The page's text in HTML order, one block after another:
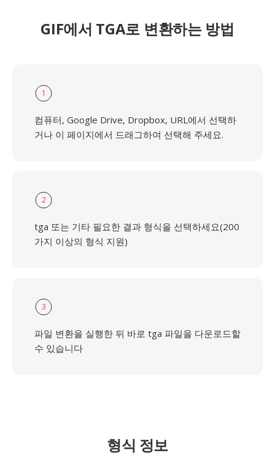
GIF에서 TGA로 변환하는 방법
1
컴퓨터, Google Drive, Dropbox, URL에서 선택하
거나 이 페이지에서 드래그하여 선택해 주세요.
2
tga 또는 기타 필요한 결과 형식을 선택하세요(200
가지 이상의 형식 지원)
3
파일 변환을 실행한 뒤 바로 tga 파일을 다운로드할
수 있습니다
형식 정보